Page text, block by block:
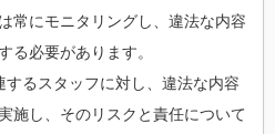
常にモニタリングし、違法な内容
る必要があります。
するスタッフに対し、違法な内容
施し、そのリスクと責任について